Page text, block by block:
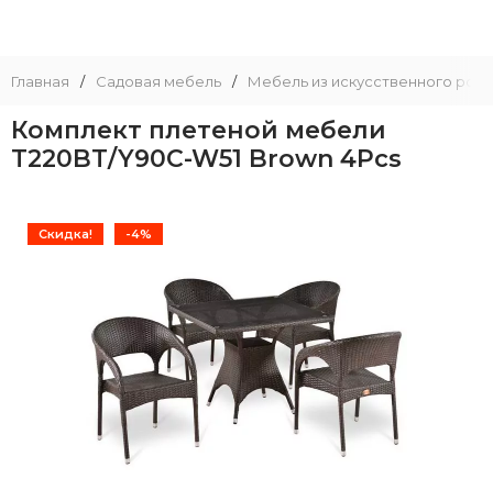
Главная / Садовая мебель / Мебель из искусственного
Комплект плетеной мебели
T220BT/Y90C-W51 Brown 4Pcs
Скидка! -4%